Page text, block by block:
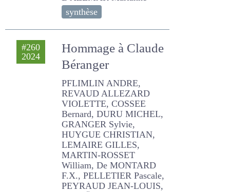
synthèse
#260
2024
Hommage à
Claude Béranger
PFLIMLIN ANDRE, REVAUD
ALLEZARD VIOLETTE,
COSSEE Bernard, DURU
MICHEL, GRANGER Sylvie,
HUYGUE CHRISTIAN,
LEMAIRE GILLES, MARTIN-
ROSSET William, De
MONTARD F.X., PELLETIER
Pascale, PEYRAUD JEAN-
LOUIS, STRAËBLER Michel,
VERTES FRANCOISE